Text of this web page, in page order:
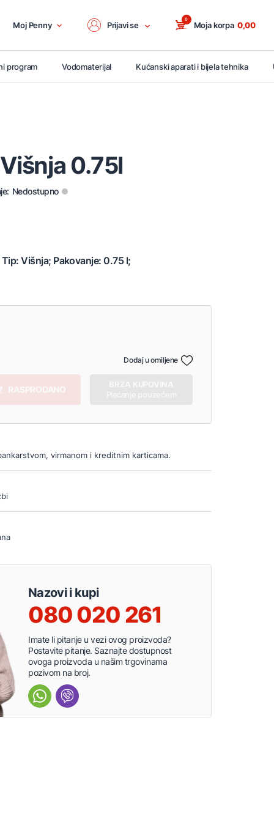
Moj Penny Prijavi se Moja korpa
0
0,00
program Vodomaterijal Kućanski aparati i bijela tehnika
0.75l
Nedostupno
Višnja; Pakovanje: 0.75 l;
RASPRODANO
Dodaj u omiljene
virmanom i kreditnim karticama.
Nazovi i kupi
080 020 261
Imate li pitanje u vezi ovog proizvoda?
Postavite pitanje. Saznajte dostupnost
ovoga proizvoda u našim trgovinama
pozivom na broj.